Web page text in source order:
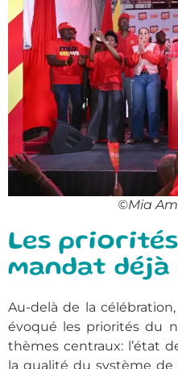
©Mia
Les
mandat déjà
Au-delà de la
évoqué les priorités du
thèmes centraux: l’état
la qualité du système